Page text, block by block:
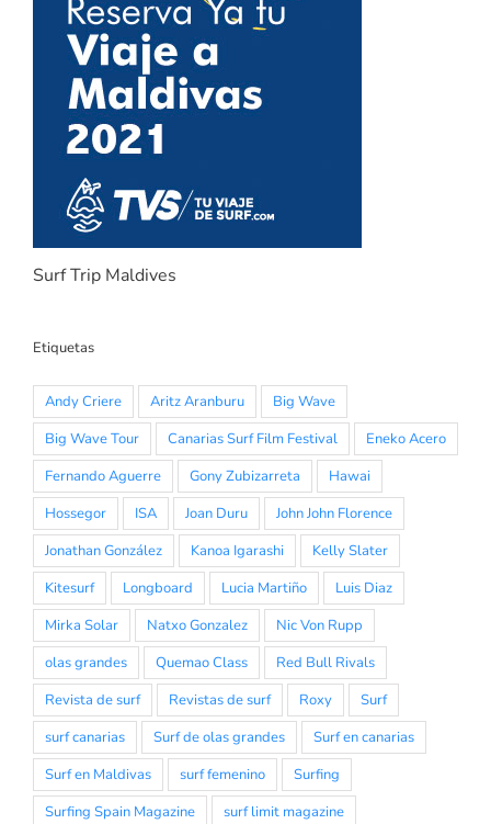
Surf Trip Maldives
Etiquetas
Andy Criere Aritz Aranburu
Big Wave
Big Wave Tour
Canarias Surf Film Festival
Eneko Acero
Fernando Aguerre
Gony Zubizarreta
Hawai
Hossegor
ISA Joan Duru
John John Florence
Jonathan González
Kanoa Igarashi
Kelly Slater
Kitesurf
Longboard Lucia Martiño
Luis Diaz
Mirka Solar
Natxo Gonzalez
Nic Von Rupp
olas grandes
Quemao Class
Red Bull Rivals
Revista de surf
Revistas de surf Roxy
Surf
surf canarias
Surf de olas grandes
Surf en canarias
Surf en Maldivas
surf femenino
Surfing
Surfing Spain Magazine
surf limit magazine